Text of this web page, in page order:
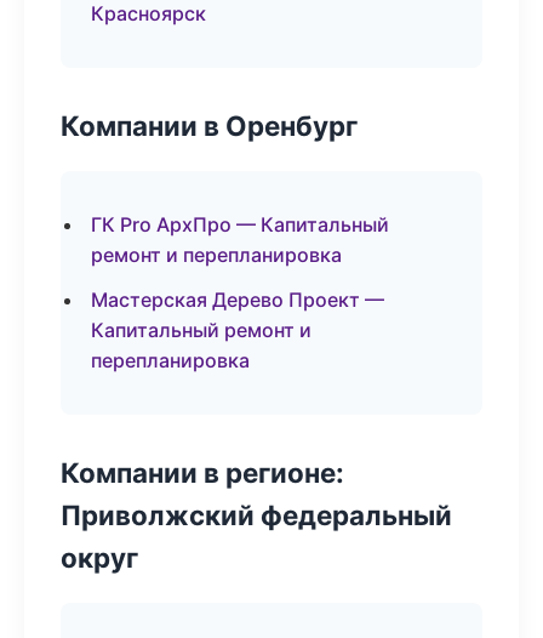
Красноярск
Компании в Оренбург
ГК Pro АрхПро — Капитальный
ремонт и перепланировка
Мастерская Дерево Проект —
Капитальный ремонт и
перепланировка
Компании в регионе:
Приволжский федеральный
округ